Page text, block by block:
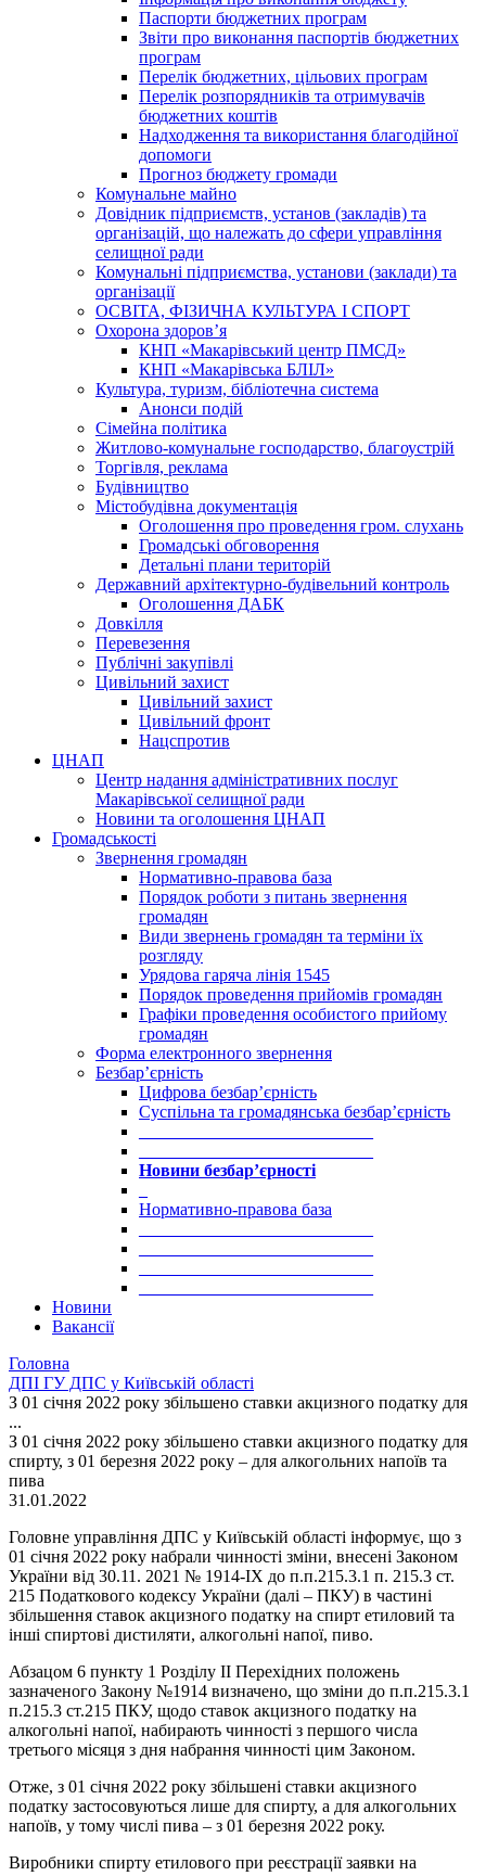
Паспорти бюджетних програм
Звіти про виконання паспортів бюджетних
програм
Перелік бюджетних, цільових програм
Перелік розпорядників та отримувачів
бюджетних коштів
Надходження та використання благодійної
допомоги
Прогноз бюджету громади
Комунальне майно
Довідник підприємств, установ (закладів) та
організацій, що належать до сфери управління
селищної ради
Комунальні підприємства, установи (заклади) та
організації
ОСВІТА, ФІЗИЧНА КУЛЬТУРА І СПОРТ
Охорона здоров’я
КНП «Макарівський центр ПМСД»
КНП «Макарівська БЛІЛ»
Культура, туризм, бібліотечна система
Анонси подій
Сімейна політика
Житлово-комунальне господарство, благоустрій
Торгівля, реклама
Будівництво
Містобудівна документація
Оголошення про проведення гром. слухань
Громадські обговорення
Детальні плани територій
Державний архітектурно-будівельний контроль
Оголошення ДАБК
Довкілля
Перевезення
Публічні закупівлі
Цивільний захист
Цивільний захист
Цивільний фронт
Нацспротив
ЦНАП
Центр надання адміністративних послуг
Макарівської селищної ради
Новини та оголошення ЦНАП
Громадськості
Звернення громадян
Нормативно-правова база
Порядок роботи з питань звернення
громадян
Види звернень громадян та терміни їх
розгляду
Урядова гаряча лінія 1545
Порядок проведення прийомів громадян
Графіки проведення особистого прийому
громадян
Форма електронного звернення
Безбар’єрність
Цифрова безбар’єрність
Суспільна та громадянська безбар’єрність
Новини безбар’єрності
Нормативно-правова база
Новини
Вакансії
Головна
ДПІ ГУ ДПС у Київській області
З 01 січня 2022 року збільшено ставки акцизного податку для
...
З 01 січня 2022 року збільшено ставки акцизного податку для
спирту, з 01 березня 2022 року – для алкогольних напоїв та
пива
31.01.2022
Головне управління ДПС у Київській області інформує, що з
01 січня 2022 року набрали чинності зміни, внесені Законом
України від 30.11. 2021 № 1914-IX до п.п.215.3.1 п. 215.3 ст.
215 Податкового кодексу України (далі – ПКУ) в частині
збільшення ставок акцизного податку на спирт етиловий та
інші спиртові дистиляти, алкогольні напої, пиво.
Абзацом 6 пункту 1 Розділу ІІ Перехідних положень
зазначеного Закону №1914 визначено, що зміни до п.п.215.3.1
п.215.3 ст.215 ПКУ, щодо ставок акцизного податку на
алкогольні напої, набирають чинності з першого числа
третього місяця з дня набрання чинності цим Законом.
Отже, з 01 січня 2022 року збільшені ставки акцизного
податку застосовуються лише для спирту, а для алкогольних
напоїв, у тому числі пива – з 01 березня 2022 року.
Виробники спирту етилового при реєстрації заявки на